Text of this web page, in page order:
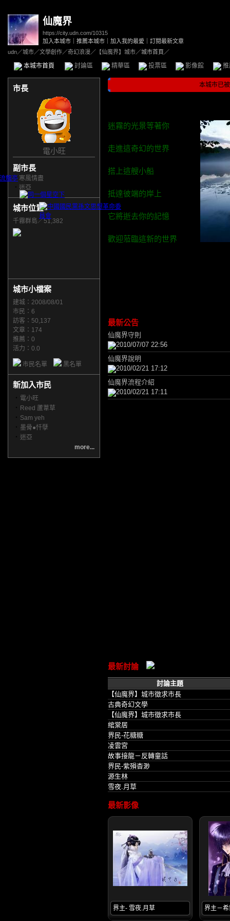
仙魔界
https://city.udn.com/10315
加入本城市
推薦本城市 加入我的最愛
訂閱最新文章
udn／城市／文學創作／奇幻浪漫／ 【仙魔界】城市／城市首頁／
本城市首頁 討論區 精華區 投票區 影像館
市長
電小旺
副市長
‧ 寒風情盡
‧ 迷亞
城市位置
千霧群島／51,382
城市小檔案
建城：2008/08/01
市民：6
訪客：50,137
文章：174
推薦： 0
活力：0.0
市民名單 黑名單
新加入市民
‧ 電小旺
‧ Reed 蘆葦草
‧ Sam yeh
‧ 墨骨●忏孽
‧ 迷亞
more...
本城市已
迷霧的光景等著你
走進這奇幻的世界
搭上這艘小船
抵達彼端的岸上
它將逝去你的記憶
歡迎蒞臨這新的世界
最新公告
仙魔界守則
2010/07/07 22:56
仙魔界說明
2010/02/21 17:12
仙魔界流程介紹
2010/02/21 17:11
最新討論
討論主題
【仙魔界】城市徵求市長
古典奇幻文學
【仙魔界】城市徵求市長
綰棠居
界民-花糖糖
凌雲宮
故事接龍－反轉童話
界民-紫殞杳渺
源生林
雪夜.月草
最新影像
界主- 雪夜.月草 界主－